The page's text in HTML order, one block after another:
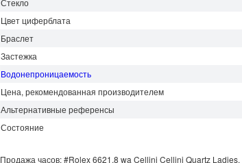
Стекло
Цвет циферблата
Браслет
Застежка
Водонепроницаемость
Цена, рекомендованная производителем
Альтернативные референсы
Состояние
Продажа часов:#Rolex6621.8 wa Cellini Cellini Quartz Ladies.